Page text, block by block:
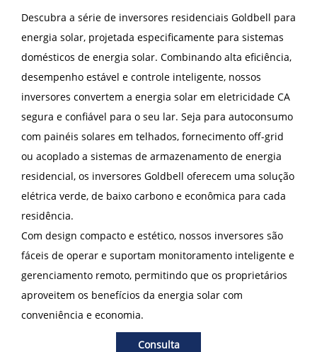
Descubra a série de inversores residenciais Goldbell para
energia solar, projetada especificamente para sistemas
domésticos de energia solar. Combinando alta eficiência,
desempenho estável e controle inteligente, nossos
inversores convertem a energia solar em eletricidade CA
segura e confiável para o seu lar. Seja para autoconsumo
com painéis solares em telhados, fornecimento off-grid
ou acoplado a sistemas de armazenamento de energia
residencial, os inversores Goldbell oferecem uma solução
elétrica verde, de baixo carbono e econômica para cada
residência.
Com design compacto e estético, nossos inversores são
fáceis de operar e suportam monitoramento inteligente e
gerenciamento remoto, permitindo que os proprietários
aproveitem os benefícios da energia solar com
conveniência e economia.
Consulta